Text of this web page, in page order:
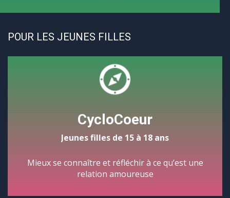
POUR LES JEUNES FILLES
CycloCoeur
Jeunes filles de 15 à 18 ans
Mieux se connaître et réfléchir à ce qu’est une
relation amoureuse